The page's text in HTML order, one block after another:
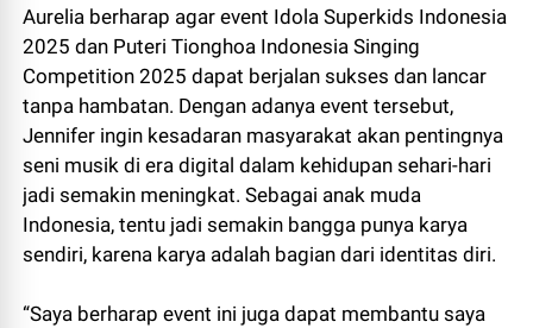
Aurelia berharap agar event Idola Superkids Indonesia
2025 dan Puteri Tionghoa Indonesia Singing
Competition 2025 dapat berjalan sukses dan lancar
tanpa hambatan. Dengan adanya event tersebut,
Jennifer ingin kesadaran masyarakat akan pentingnya
seni musik di era digital dalam kehidupan sehari-hari
jadi semakin meningkat. Sebagai anak muda
Indonesia, tentu jadi semakin bangga punya karya
sendiri, karena karya adalah bagian dari identitas diri.
“Saya berharap event ini juga dapat membantu saya